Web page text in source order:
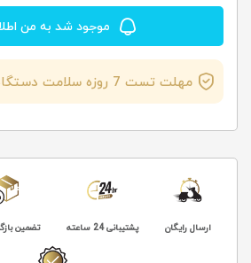
موجود شد به من
مهلت تست 7 روزه سلامت دستگاه
ارسال رایگان پشتیبانی 24 ساعته تضمین